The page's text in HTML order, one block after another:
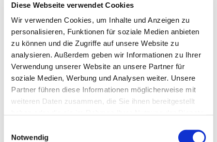
Diese Webseite verwendet Cookies
Wir verwenden Cookies, um Inhalte und Anzeigen zu
personalisieren, Funktionen für soziale Medien anbieten
zu können und die Zugriffe auf unsere Website zu
analysieren. Außerdem geben wir Informationen zu Ihrer
Verwendung unserer Website an unsere Partner für
soziale Medien, Werbung und Analysen weiter. Unsere
Partner führen diese Informationen möglicherweise mit
weiteren Daten zusammen, die Sie ihnen bereitgestellt
Notwendig
Dies könnte Sie auch
interessieren